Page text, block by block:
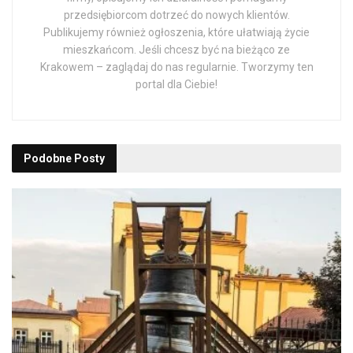
przedsiębiorcom dotrzeć do nowych klientów.
Publikujemy również ogłoszenia, które ułatwiają życie
mieszkańcom. Jeśli chcesz być na bieżąco ze
Krakowem – zaglądaj do nas regularnie. Tworzymy ten
portal dla Ciebie!
Podobne Posty